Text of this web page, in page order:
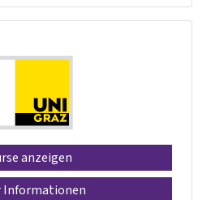
anzeigen
Informationen